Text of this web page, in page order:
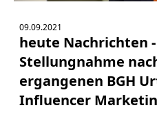
09.09.2021
heute Nachrichten
Stellungnahme
ergangenen BGH
Influencer